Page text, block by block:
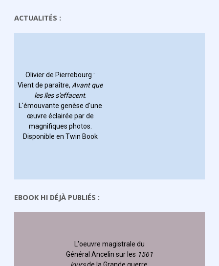
ACTUALITÉS :
EBOOK HI DÉJÀ PUBLIÉS :
L'oeuvre magistrale du
Général Ancelin sur les 1561